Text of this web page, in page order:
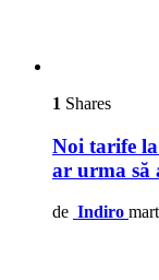
1 Shares
Noi tarife
ar urma să
de Indiro